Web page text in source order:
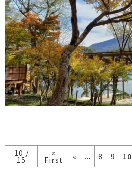
10 /
15
«
First « ... 8 9 10